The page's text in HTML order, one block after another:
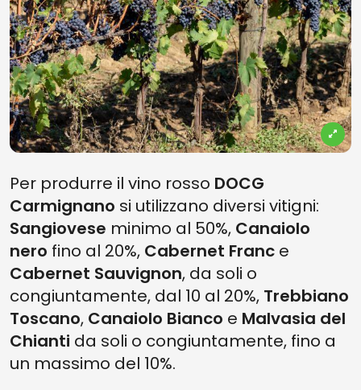
Per produrre il vino rosso DOCG
Carmignano si utilizzano diversi vitigni:
Sangiovese minimo al 50%, Canaiolo
nero fino al 20%, Cabernet Franc e
Cabernet Sauvignon, da soli o
congiuntamente, dal 10 al 20%, Trebbiano
Toscano, Canaiolo Bianco e Malvasia del
Chianti da soli o congiuntamente, fino a
un massimo del 10%.